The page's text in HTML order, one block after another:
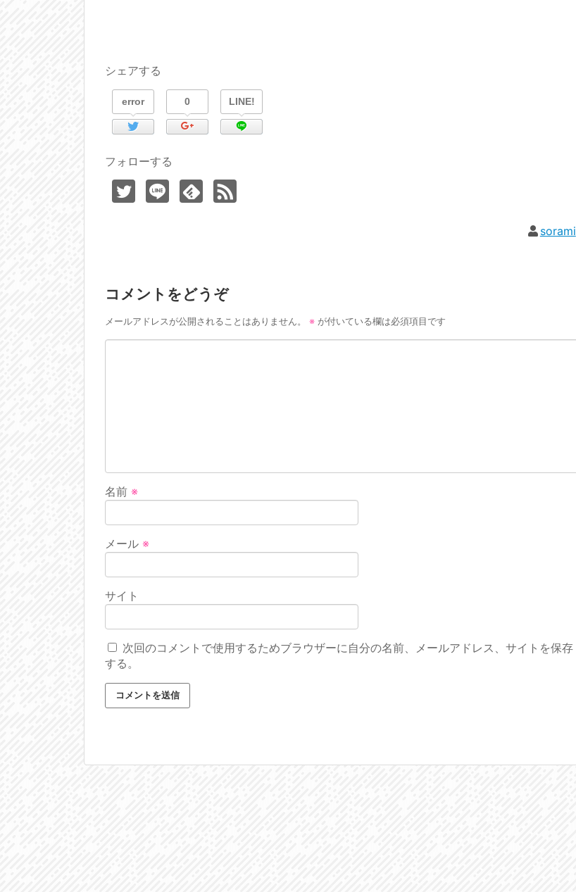
シェアする
error 0 LINE!
フォローする
sorami
コメントをどうぞ
メールアドレスが公開されることはありません。 ※ が付いている欄は必須項目です
名前 ※
メール ※
サイト
次回のコメントで使用するためブラウザーに自分の名前、メールアドレス、サイトを保存
する。